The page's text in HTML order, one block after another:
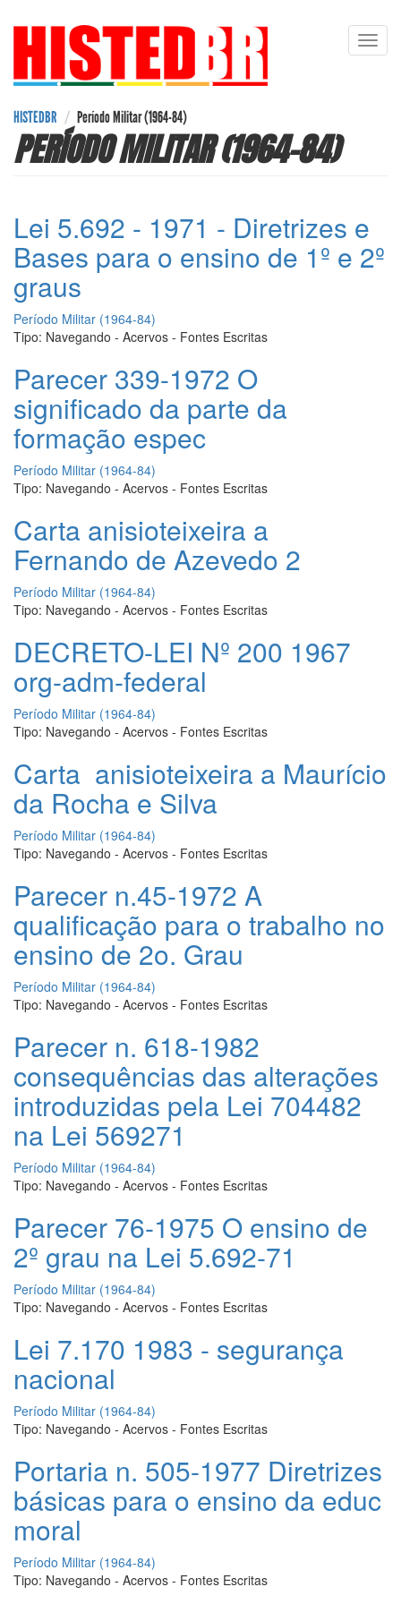
Pular
conteúdo
HISTEDBR Período Militar (1964-84)
PERÍODO MILITAR (1964-84)
Lei 5.692 - 1971 - Diretrizes e
Bases para o ensino de 1º e 2º
graus
Período Militar (1964-84)
Tipo: Navegando - Acervos - Fontes Escritas
Parecer 339-1972 O
significado da parte da
formação espec
Período Militar (1964-84)
Tipo: Navegando - Acervos - Fontes Escritas
Carta anisioteixeira a
Fernando de Azevedo 2
Período Militar (1964-84)
Tipo: Navegando - Acervos - Fontes Escritas
DECRETO-LEI Nº 200 1967
org-adm-federal
Período Militar (1964-84)
Tipo: Navegando - Acervos - Fontes Escritas
Carta anisioteixeira a Maurício
da Rocha e Silva
Período Militar (1964-84)
Tipo: Navegando - Acervos - Fontes Escritas
Parecer n.45-1972 A
qualificação para o trabalho no
ensino de 2o. Grau
Período Militar (1964-84)
Tipo: Navegando - Acervos - Fontes Escritas
Parecer n. 618-1982
consequências das alterações
introduzidas pela Lei 704482
na Lei 569271
Período Militar (1964-84)
Tipo: Navegando - Acervos - Fontes Escritas
Parecer 76-1975 O ensino de
2º grau na Lei 5.692-71
Período Militar (1964-84)
Tipo: Navegando - Acervos - Fontes Escritas
Lei 7.170 1983 - segurança
nacional
Período Militar (1964-84)
Tipo: Navegando - Acervos - Fontes Escritas
Portaria n. 505-1977 Diretrizes
básicas para o ensino da educ
moral
Período Militar (1964-84)
Tipo: Navegando - Acervos - Fontes Escritas